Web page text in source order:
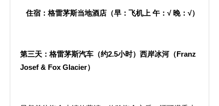
住宿：格雷茅斯当地酒店（早：飞机上 午： √ 晚： √）
第三天：格雷茅斯汽车（约2.5小时）西岸冰河（Franz
Josef & Fox Glacier）